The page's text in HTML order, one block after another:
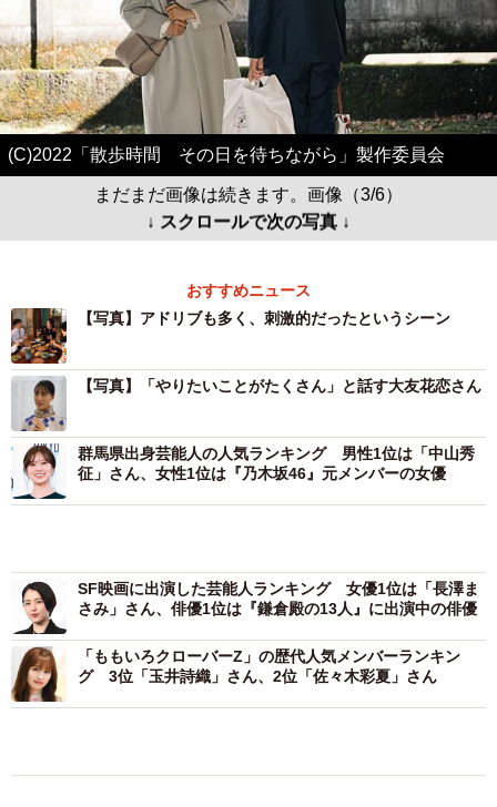
(C)2022「散歩時間 その日を待ちながら」製作委員会
まだまだ画像は続きます。画像（3/6）
↓ スクロールで次の写真 ↓
おすすめニュース
【写真】アドリブも多く、刺激的だったというシーン
【写真】「やりたいことがたくさん」と話す大友花恋さん
群馬県出身芸能人の人気ランキング 男性1位は「中山秀
征」さん、女性1位は『乃木坂46』元メンバーの女優
「ももいろクローバーZ」の歴代人気メンバーランキン
グ 3位「玉井詩織」さん、2位「佐々木彩夏」さん